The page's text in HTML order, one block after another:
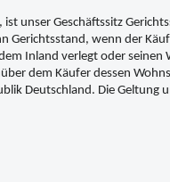
unser Geschäftssitz
Gerichtsstand, wenn der
Inland verlegt oder
dem Käufer dessen
Deutschland. Die